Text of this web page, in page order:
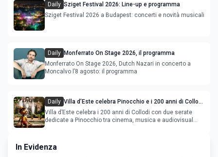
Daily Sziget Festival 2026: Line-up e programma
Sziget Festival 2026 a Budapest: concerti e novità musicali
Daily Monferrato On Stage 2026, il programma
Monferrato On Stage 2026, Dutch Nazari in concerto a
Moncalvo l’8 agosto: il programma
Daily Villa d’Este celebra Pinocchio e i 200 anni di Collodi
con cinema, musica e audiovisual mapping
Villa d’Este celebra i 200 anni di Collodi con due serate
dedicate a Pinocchio tra cinema, musica e audiovisual
In Evidenza